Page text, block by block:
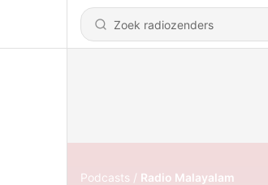
Podcasts Radio Malayalam